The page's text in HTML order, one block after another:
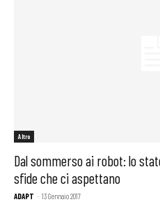
Altro
Dal sommerso ai robot: lo
sfide che ci aspettano
ADAPT - 13 Gennaio 2017